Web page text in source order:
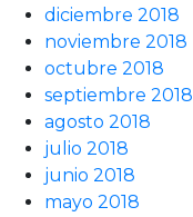
diciembre 2018
noviembre 2018
octubre 2018
septiembre 2018
agosto 2018
julio 2018
junio 2018
mayo 2018